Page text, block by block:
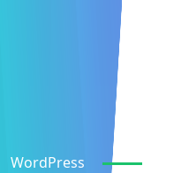
WordPress